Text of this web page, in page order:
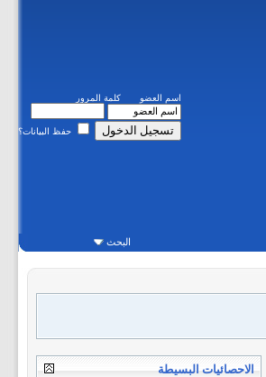
اسم العضو كلمة المرور
حفظ البيانات؟
البحث
الاحصائيات البسيطة